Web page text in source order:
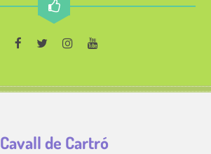
Cavall de Cartró